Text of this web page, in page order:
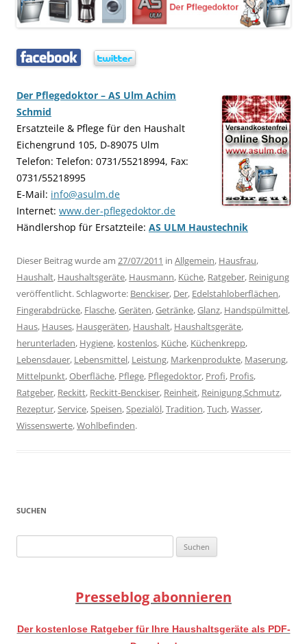
Der Pflegedoktor – AS Ulm Achim
Schmid
Ersatzteile & Pflege für den Haushalt
Eichengrund 105, D-89075 Ulm
Telefon: Telefon: 0731/55218994, Fax:
0731/55218995
E-Mail: info@asulm.de
Internet: www.der-pflegedoktor.de
Händlershop für Ersatzteile: AS ULM Haustechnik
Dieser Beitrag wurde am 27/07/2011 in Allgemein, Hausfrau,
Haushalt, Haushaltsgeräte, Hausmann, Küche, Ratgeber, Reinigung
veröffentlicht. Schlagworte: Benckiser, Der, Edelstahloberflächen,
Fingerabdrücke, Flasche,Geräten,Getränke,Glanz, Handspülmittel,
Haus, Hauses, Hausgeräten, Haushalt, Haushaltsgeräte,
herunterladen, Hygiene, kostenlos, Küche, Küchenkrepp,
Lebensdauer, Lebensmittel, Leistung, Markenprodukte, Maserung,
Mittelpunkt,Oberfläche, Pflege, Pflegedoktor, Profi, Profis,
Ratgeber, Reckitt, Reckitt-Benckiser, Reinheit, Reinigung.Schmutz,
Rezeptur, Service, Speisen, Spezialöl,Tradition,Tuch,Wasser,
Wissenswerte,Wohlbefinden.
SUCHEN
nach:
Presseblog abonnieren
Der kostenlose Ratgeber für Ihre Haushaltsgeräte als PDF-